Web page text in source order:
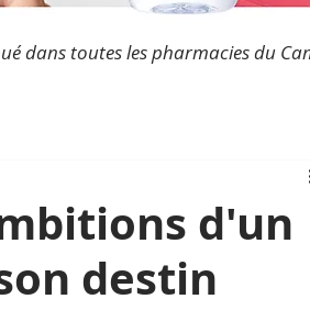
dans toutes les pharmacies du
d'un
destin